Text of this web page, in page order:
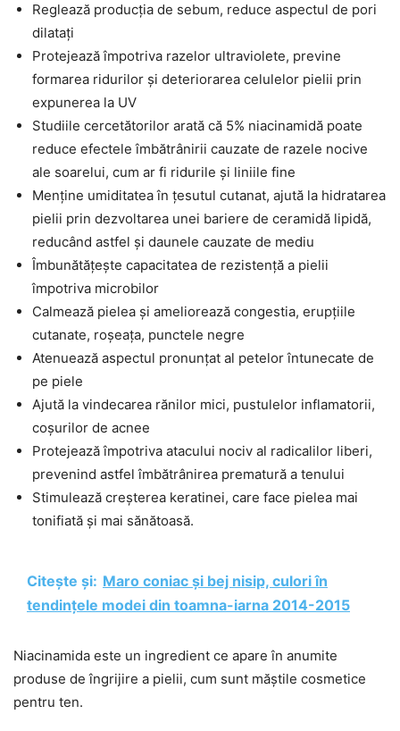
Reglează producția de sebum, reduce aspectul de pori
dilatați
Protejează împotriva razelor ultraviolete, previne
formarea ridurilor și deteriorarea celulelor pielii prin
expunerea la UV
Studiile cercetătorilor arată că 5% niacinamidă poate
reduce efectele îmbătrânirii cauzate de razele nocive
ale soarelui, cum ar fi ridurile și liniile fine
Menține umiditatea în țesutul cutanat, ajută la hidratarea
pielii prin dezvoltarea unei bariere de ceramidă lipidă,
reducând astfel și daunele cauzate de mediu
Îmbunătățește capacitatea de rezistență a pielii
împotriva microbilor
Calmează pielea și ameliorează congestia, erupțiile
cutanate, roșeața, punctele negre
Atenuează aspectul pronunțat al petelor întunecate de
pe piele
Ajută la vindecarea rănilor mici, pustulelor inflamatorii,
coșurilor de acnee
Protejează împotriva atacului nociv al radicalilor liberi,
prevenind astfel îmbătrânirea prematură a tenului
Stimulează creșterea keratinei, care face pielea mai
tonifiată și mai sănătoasă.
Citește și: Maro coniac și bej nisip, culori în
tendințele modei din toamna-iarna 2014-2015
Niacinamida este un ingredient ce apare în anumite
produse de îngrijire a pielii, cum sunt măștile cosmetice
pentru ten.